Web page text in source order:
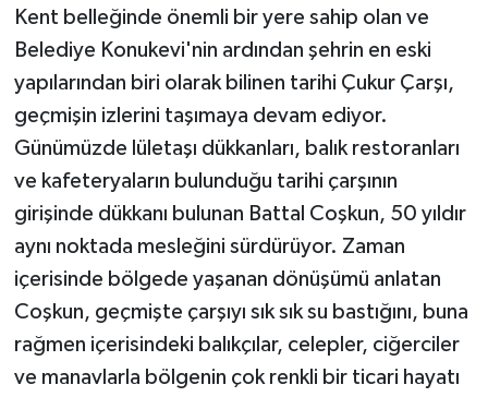
Kent belleğinde önemli bir yere sahip olan ve
Belediye Konukevi'nin ardından şehrin en eski
yapılarından biri olarak bilinen tarihi Çukur Çarşı,
geçmişin izlerini taşımaya devam ediyor.
Günümüzde lületaşı dükkanları, balık restoranları
ve kafeteryaların bulunduğu tarihi çarşının
girişinde dükkanı bulunan Battal Coşkun, 50 yıldır
aynı noktada mesleğini sürdürüyor. Zaman
içerisinde bölgede yaşanan dönüşümü anlatan
Coşkun, geçmişte çarşıyı sık sık su bastığını, buna
rağmen içerisindeki balıkçılar, celepler, ciğerciler
ve manavlarla bölgenin çok renkli bir ticari hayatı